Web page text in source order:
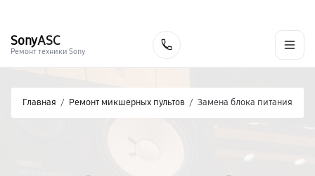
SonyASC
Ремонт техники Sony
Главная / Ремонт микшерных пультов / Замена блока питания